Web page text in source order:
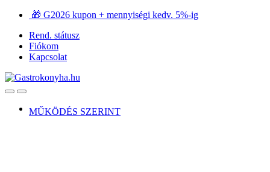
Ugrás
navigációhoz
Ugrás
tartalomra
🎁 G2026 kupon + mennyiségi kedv. 5%-ig
Rend. státusz
Fiókom
Kapcsolat
OpenClose
MŰKÖDÉS SZERINT